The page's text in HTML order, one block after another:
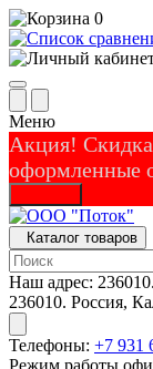
0
Меню
Акция! Скидка
оформленные
Каталог товаров
Наш адрес:
236010. Россия,
Телефоны: +7 931
Режим работы